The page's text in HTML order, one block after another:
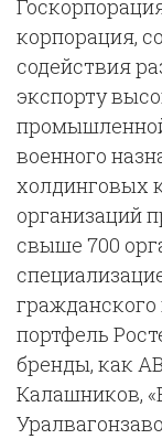
корпорация,
содействия
экспорту
военного
холдинговых
организаций
свыше 700
гражданского
портфель
бренды, как
Калашников,